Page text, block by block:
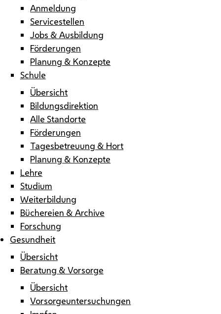
Anmeldung
Servicestellen
Jobs & Ausbildung
Förderungen
Planung & Konzepte
Schule
Übersicht
Bildungsdirektion
Alle Standorte
Förderungen
Tagesbetreuung & Hort
Planung & Konzepte
Lehre
Studium
Weiterbildung
Büchereien & Archive
Forschung
Gesundheit
Übersicht
Beratung & Vorsorge
Übersicht
Vorsorgeuntersuchungen